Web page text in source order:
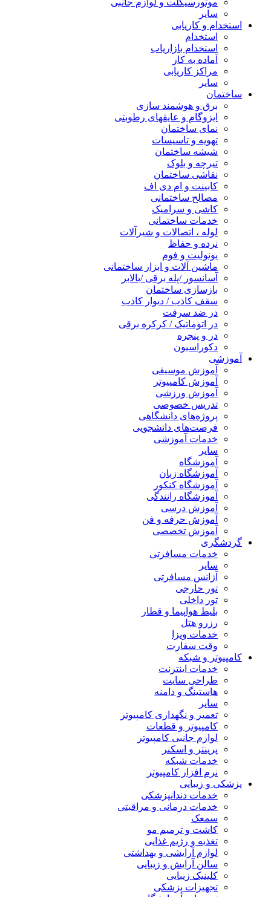
موتورسیکلت و لوازم جانبی
سایر
استخدام و کاریابی
استخدام
استخدام بازاریاب
آماده به کار
مراکز کاریابی
سایر
ساختمان
برق و هوشمند سازی
ایزوگام و عایقهای رطوبتی
نمای ساختمان
تهویه و تاسیسات
شیشه ساختمان
تیرچه و بلوک
نقاشی ساختمان
کابینت و ام دی اف
مصالح ساختمانی
کاشی و سرامیک
خدمات ساختمانی
لوله ، اتصالات و شیرآلات
نرده و حفاظ
یونولیت و فوم
ماشین آلات و ابزار ساختمانی
آسانسور /پله برقی /بالابر
بازسازی ساختمان
سقف کاذب / دیوار کاذب
در ضد سرقت
در اتوماتیک / کرکره برقی
در و پنجره
دکوراسیون
آموزشی
آموزش موسیقی
آموزش کامپیوتر
آموزش ورزشی
تدریس خصوصی
پروژه‌های دانشگاهی
فرصت‌های دانشجویی
خدمات آموزشی
سایر
آموزشگاه
آموزشگاه زبان
آموزشگاه کنکور
آموزشگاه رانندگی
آموزش درسی
آموزش حرفه و فن
آموزش تخصصی
گردشگری
خدمات مسافرتی
سایر
آژانس مسافرتی
تور خارجی
تور داخلی
بلیط هواپیما و قطار
رزرو هتل
خدمات ویزا
وقت سفارت
کامپیوتر و شبکه
خدمات اینترنت
طراحی سایت
هاستینگ و دامنه
سایر
تعمیر و نگهداری کامپیوتر
کامپیوتر و قطعات
لوازم جانبی کامپیوتر
پرینتر و اسکنر
خدمات شبکه
نرم افزار کامپیوتر
پزشکی و زیبایی
خدمات دندانپزشکی
خدمات درمانی و مراقبتی
سمعک
کاشت و ترمیم مو
تغذیه و رژیم غذایی
لوازم آرایشی و بهداشتی
سالن آرایش و زیبایی
کلینیک زیبایی
تجهیزات پزشکی